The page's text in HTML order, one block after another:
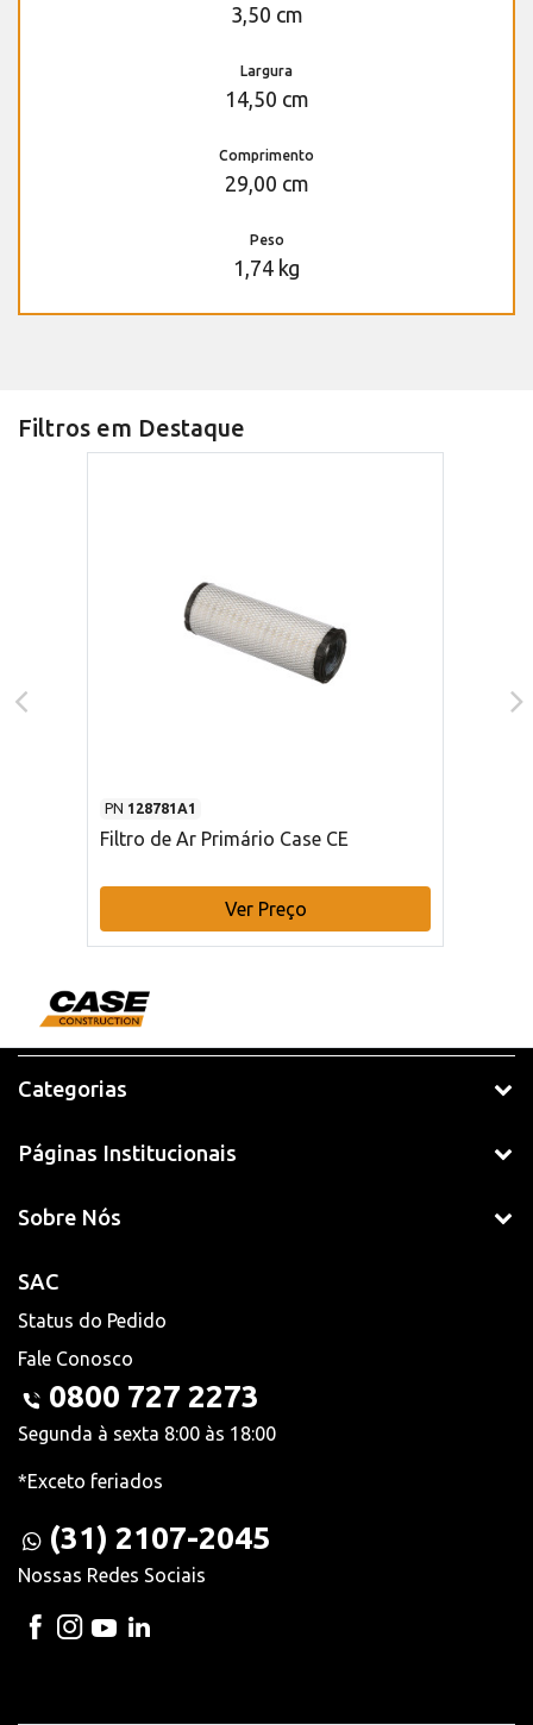
3,50 cm
Largura
14,50 cm
Comprimento
29,00 cm
Peso
1,74 kg
Filtros em Destaque
PN 128781A1
Filtro de Ar Primário Case CE
Ver Preço
Categorias
Páginas Institucionais
Sobre Nós
SAC
Status do Pedido
Fale Conosco
0800 727 2273
Segunda à sexta 8:00 às 18:00
*Exceto feriados
(31) 2107-2045
Nossas Redes Sociais